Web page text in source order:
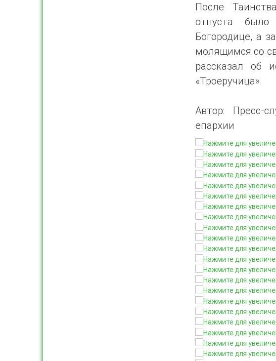
После
отпуста
Богородице, а
молящимся со
рассказал об
«Троеручица».
Автор: Пресс-
епархии